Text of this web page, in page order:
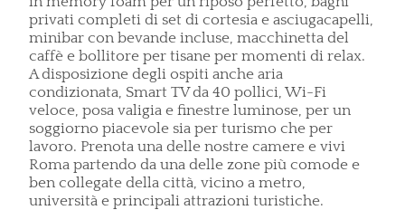
privati completi di set di cortesia e asciugacapelli,
minibar con bevande incluse, macchinetta del
caffè e bollitore per tisane per momenti di relax.
A disposizione degli ospiti anche aria
condizionata, Smart TV da 40 pollici, Wi-Fi
veloce, posa valigia e finestre luminose, per un
soggiorno piacevole sia per turismo che per
lavoro. Prenota una delle nostre camere e vivi
Roma partendo da una delle zone più comode e
ben collegate della città, vicino a metro,
università e principali attrazioni turistiche.